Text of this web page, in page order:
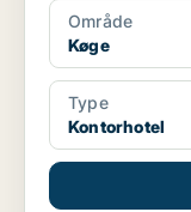
Område
Køge
Type
Kontorhotel